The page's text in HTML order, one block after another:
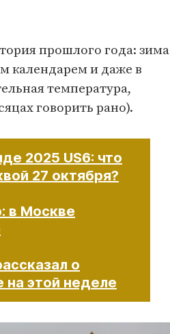
прошлого года: зима
календарем и даже в
температура,
говорить рано).
2025 US6: что
27 октября?
в Москве
о
на этой неделе